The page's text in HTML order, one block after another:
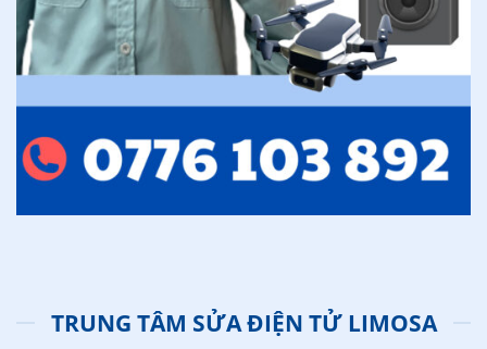
TRUNG TÂM SỬA ĐIỆN TỬ LIMOSA